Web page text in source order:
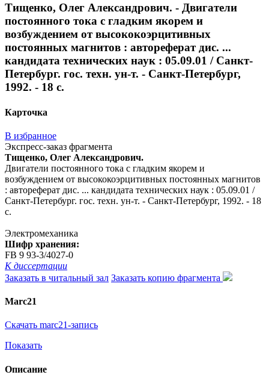
Тищенко, Олег Александрович. - Двигатели
постоянного тока с гладким якорем и
возбуждением от высококоэрцитивных
постоянных магнитов : автореферат дис. ...
кандидата технических наук : 05.09.01 / Санкт-
Петербург. гос. техн. ун-т. - Санкт-Петербург,
1992. - 18 с.
Карточка
В избранное
Экспресс-заказ фрагмента
Тищенко, Олег Александрович.
Двигатели постоянного тока с гладким якорем и
возбуждением от высококоэрцитивных постоянных магнитов
: автореферат дис. ... кандидата технических наук : 05.09.01 /
Санкт-Петербург. гос. техн. ун-т. - Санкт-Петербург, 1992. - 18
с.
Электромеханика
Шифр хранения:
FB 9 93-3/4027-0
К диссертации
Заказать в читальный зал Заказать копию фрагмента
Marc21
Скачать marc21-запись
Показать
Описание